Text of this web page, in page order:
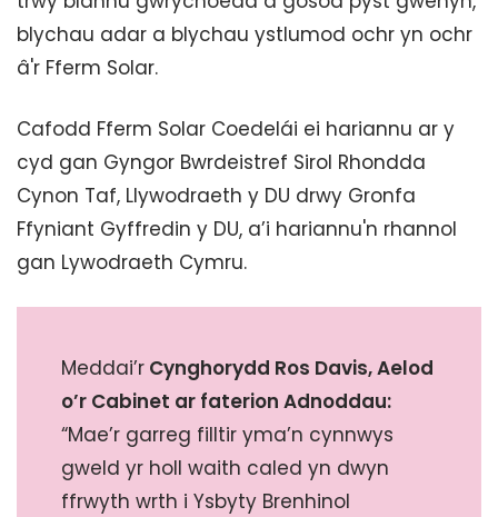
blychau adar a blychau ystlumod ochr yn ochr
â'r Fferm Solar.
Cafodd Fferm Solar Coedelái ei hariannu ar y
cyd gan Gyngor Bwrdeistref Sirol Rhondda
Cynon Taf, Llywodraeth y DU drwy Gronfa
Ffyniant Gyffredin y DU, a’i hariannu'n rhannol
gan Lywodraeth Cymru.
Meddai’r Cynghorydd Ros Davis, Aelod
o’r Cabinet ar faterion Adnoddau:
“Mae’r garreg filltir yma’n cynnwys
gweld yr holl waith caled yn dwyn
ffrwyth wrth i Ysbyty Brenhinol